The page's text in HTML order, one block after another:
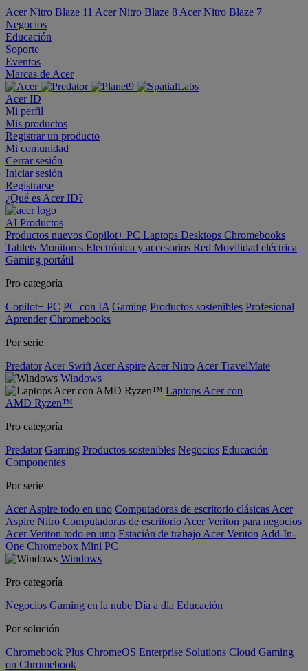
Acer Nitro Blaze 11 Acer Nitro Blaze 8 Acer Nitro Blaze 7
Negocios
Educación
Soporte
Eventos
Marcas de Acer
Acer ID
Mi perfil
Mis productos
Registrar un producto
Mi comunidad
Cerrar sesión
Iniciar sesión
Registrarse
¿Qué es Acer ID?
AI Productos
Productos nuevos Copilot+ PC Laptops Desktops Chromebooks
Tablets Monitores Electrónica y accesorios Red Movilidad eléctrica
Gaming portátil
Pro categoría
Copilot+ PC PC con IA Gaming Productos sostenibles Profesional
Aprender Chromebooks
Por serie
Predator Acer Swift Acer Aspire Acer Nitro Acer TravelMate
Windows
Laptops Acer con
AMD Ryzen™
Pro categoría
Predator Gaming Productos sostenibles Negocios Educación
Componentes
Por serie
Acer Aspire todo en uno Computadoras de escritorio clásicas Acer
Aspire Nitro Computadoras de escritorio Acer Veriton para negocios
Acer Veriton todo en uno Estación de trabajo Acer Veriton Add-In-
One Chromebox Mini PC
Windows
Pro categoría
Negocios Gaming en la nube Día a día Educación
Por solución
Chromebook Plus ChromeOS Enterprise Solutions Cloud Gaming
on Chromebook